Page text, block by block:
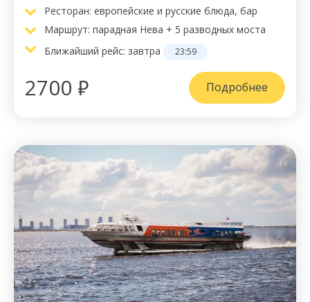
Ресторан: европейские и русские блюда, бар
Маршрут: парадная Нева + 5 разводных моста
Ближайший рейс: завтра 23:59
2700 ₽ Подробнее